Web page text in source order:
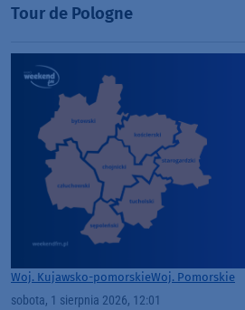
Tour de Pologne
Woj. Kujawsko-pomorskieWoj. Pomorskie
sobota, 1 sierpnia 2026, 12:01